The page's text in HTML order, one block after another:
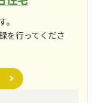
を行ってくださ